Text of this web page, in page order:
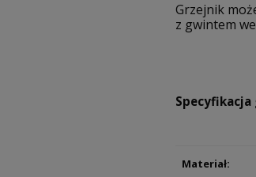
Grzejnik
z gwintem
Materiał: